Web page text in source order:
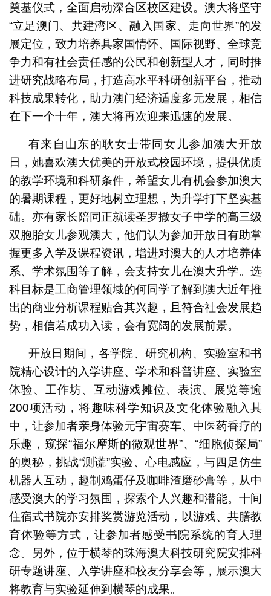
奠基仪式，全面启动深合区校区建设。澳大将坚守
“立足澳门、共建湾区、融入国家、走向世界”的发
展定位，致力培养具家国情怀、国际视野、全球竞
争力和有社会责任感的公民和创新型人才，同时推
进研究战略布局，打造高水平科研创新平台，推动
科技成果转化，助力澳门经济适度多元发展，相信
在下一个十年，澳大将再次迎来迅速的发展。
有来自山东的耿女士带同女儿参加澳大开放
日，她喜欢澳大优美的开放式校园环境，提供优质
的教学环境和科研条件，希望女儿有机会参加澳大
的暑期课程，更好地树立理想，为升学打下坚实基
础。亦有家长陪同正就读圣罗撒女子中学的高三级
双胞胎女儿参观澳大，他们认为参加开放日有助掌
握更多入学及课程资讯，增进对澳大的人才培养体
系、学术氛围等了解，会支持女儿在澳大升学。选
科目标是工商管理领域的何同学了解到澳大近年推
出的商业分析课程贴合其兴趣，且符合社会发展趋
势，相信若成功入读，会有宽阔的发展前景。
开放日期间，各学院、研究机构、实验室和书
院精心设计的入学讲座、学术和科普讲座、实验室
体验、工作坊、互动游戏摊位、表演、展览等逾
200项活动，将趣味科学知识及文化体验融入其
中，让参加者亲身体验元宇宙赛车、中医药香疗的
乐趣，窥探“福尔摩斯的微观世界”、“细胞侦探局”
的奥秘，挑战“测谎”实验、心电感应，与四足仿生
机器人互动，趣制鸡蛋仔及咖啡渣磨砂膏等，从中
感受澳大的学习氛围，探索个人兴趣和潜能。十间
住宿式书院亦安排奖赏游览活动，以游戏、共膳教
育体验等方式，让参加者感受书院系统的育人理
念。另外，位于横琴的珠海澳大科技研究院安排科
研专题讲座、入学讲座和校友分享会等，展示澳大
将教育与实验延伸到横琴的成果。